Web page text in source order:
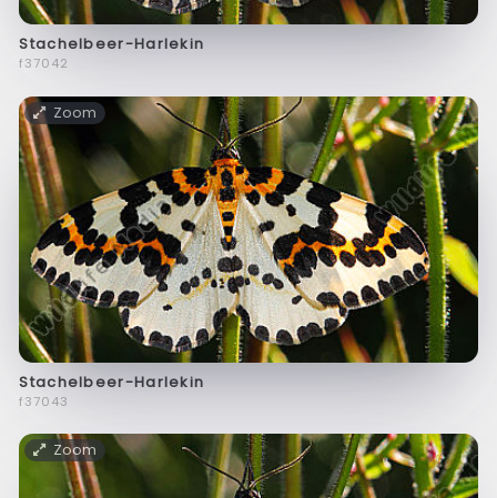
Stachelbeer-Harlekin
f37042
Zoom
Stachelbeer-Harlekin
f37043
Zoom